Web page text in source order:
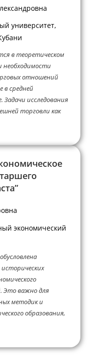
университет,
в теоретическом
необходимости
отношений
в средней
исследования
торговли как
экономический
Это важно для
методик и
образования,